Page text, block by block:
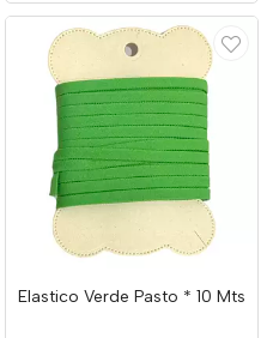
Elastico Verde Pasto * 10 Mts